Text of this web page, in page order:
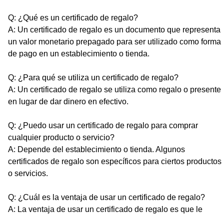
Q: ¿Qué es un certificado de regalo?
A: Un certificado de regalo es un documento que representa
un valor monetario prepagado para ser utilizado como forma
de pago en un establecimiento o tienda.
Q: ¿Para qué se utiliza un certificado de regalo?
A: Un certificado de regalo se utiliza como regalo o presente
en lugar de dar dinero en efectivo.
Q: ¿Puedo usar un certificado de regalo para comprar
cualquier producto o servicio?
A: Depende del establecimiento o tienda. Algunos
certificados de regalo son específicos para ciertos productos
o servicios.
Q: ¿Cuál es la ventaja de usar un certificado de regalo?
A: La ventaja de usar un certificado de regalo es que le